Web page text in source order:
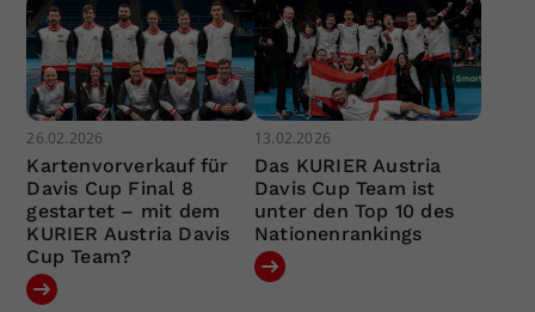
26.02.2026
Kartenvorverkauf für
Davis Cup Final 8
gestartet – mit dem
KURIER Austria Davis
Cup Team?
13.02.2026
Das KURIER Austria
Davis Cup Team ist
unter den Top 10 des
Nationenrankings